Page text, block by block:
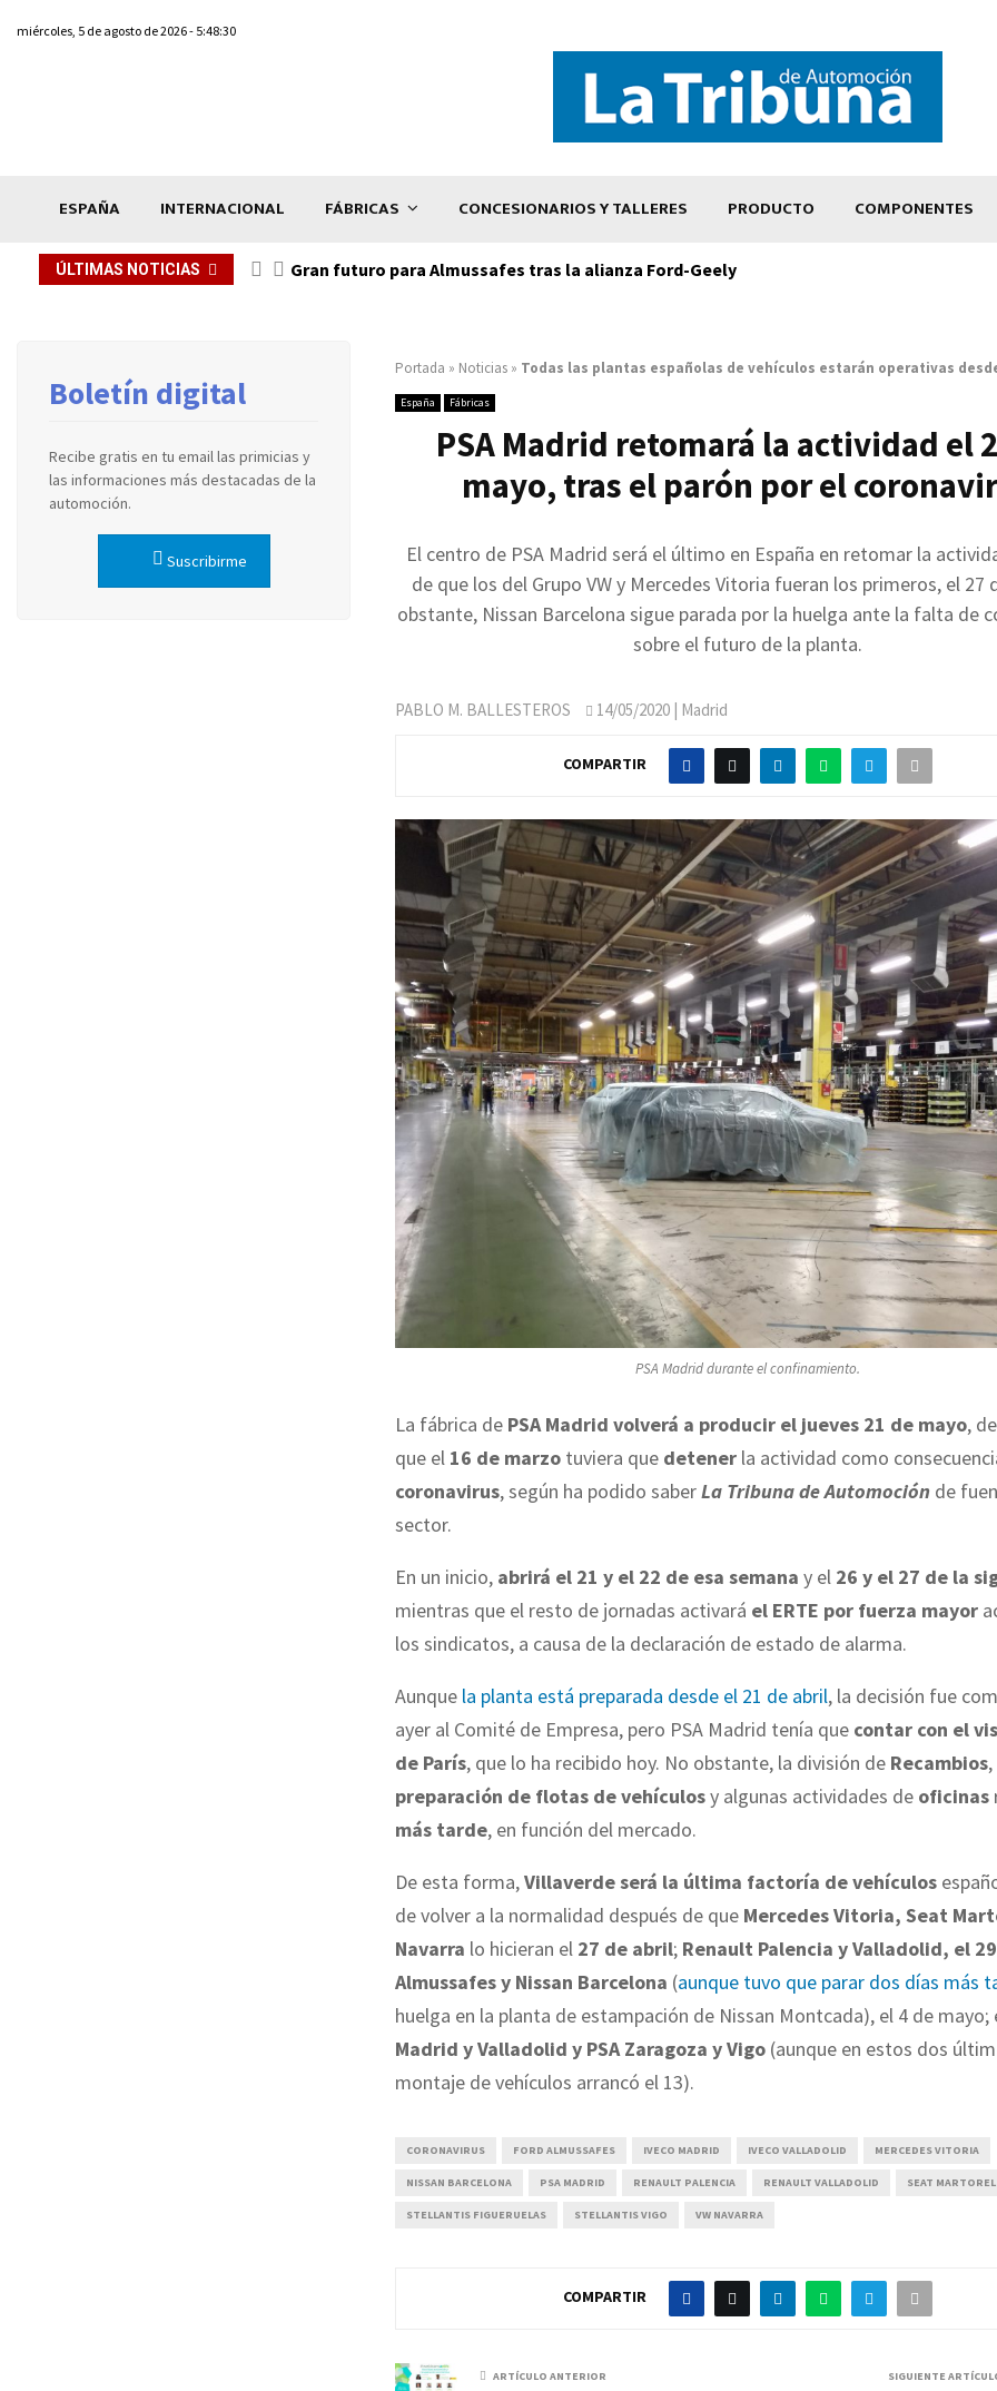
miércoles, 5 de agosto de 2026 - 5:48:30
ESPAÑA INTERNACIONAL FÁBRICAS CONCESIONARIOS Y TALLERES PRODUCTO COMPONENTES
ÚLTIMAS NOTICIAS Gran futuro para Almussafes tras la alianza Ford-Geely
Portada » Noticias » Todas las plantas españolas de vehículos estarán operativas
España Fábricas
PSA Madrid retomará la actividad el
mayo, tras el parón por el
El centro de PSA Madrid será el último en España en retomar la
de que los del Grupo VW y Mercedes Vitoria fueran los primeros, el 27
obstante, Nissan Barcelona sigue parada por la huelga ante la falta de
sobre el futuro de la planta.
PABLO M. BALLESTEROS 14/05/2020 | Madrid
COMPARTIR
PSA Madrid durante el confinamiento.
La fábrica de PSA Madrid volverá a producir el jueves 21 de mayo,
que el 16 de marzo tuviera que detener la actividad como
coronavirus, según ha podido saberLa Tribuna de Automoción de
sector.
En un inicio, abrirá el 21 y el 22 de esa semana y el 26 y el 27 de la
mientras que el resto de jornadas activará el ERTE por fuerza mayor
los sindicatos, a causa de la declaración de estado de alarma.
Aunque la planta está preparada desde el 21 de abril, la decisión fue
ayer al Comité de Empresa, pero PSA Madrid tenía que contar con el
de París, que lo ha recibido hoy. No obstante, la división de Recambios
preparación de flotas de vehículosy algunas actividades de oficinas
más tarde, en función del mercado.
De esta forma,Villaverde será la última factoría de vehículos
de volver a la normalidad después de que Mercedes Vitoria, Seat
Navarra lo hicieran el 27 de abril; Renault Palencia y Valladolid, el 29
Almussafes y Nissan Barcelona (aunque tuvo que parar dos días más
huelga en la planta de estampación de Nissan Montcada), el 4 de
Madrid y Valladolid y PSA Zaragoza y Vigo (aunque en estos dos
montaje de vehículos arrancó el 13).
CORONAVIRUS FORD ALMUSSAFES IVECO MADRID IVECO VALLADOLID MERCEDES VITORIA
NISSAN BARCELONA PSA MADRID RENAULT PALENCIA RENAULT VALLADOLID SEAT
STELLANTIS FIGUERUELAS STELLANTIS VIGO VW NAVARRA
COMPARTIR
ARTÍCULO ANTERIOR SIGUIENTE
Boletín digital
Recibe gratis en tu email las primicias y
las informaciones más destacadas de la
automoción.
Suscribirme